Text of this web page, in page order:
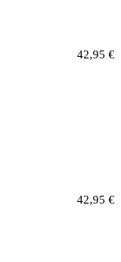
42,95 €
42,95 €